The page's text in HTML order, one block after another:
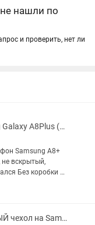
нашли по
и проверить, нет ли
Продам Samsung Galaxy A8Plus (2018)
Samsung A8+
вскрытый,
и
Абсолютно НОВЫЙ чехол на Samsung A6+